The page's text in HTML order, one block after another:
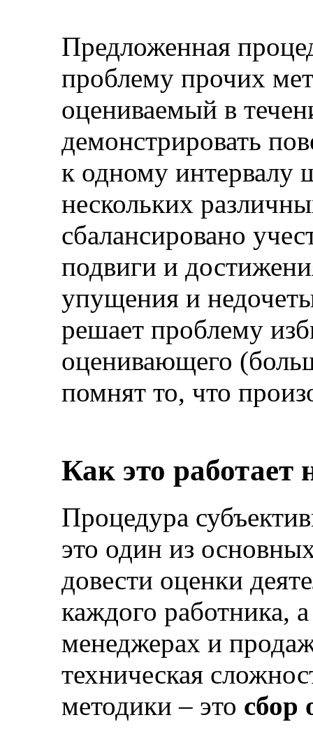
Предложенная
проблему прочих
оцениваемый в
демонстрировать
к одному интервалу
нескольких
сбалансировано
подвиги и
упущения и
решает проблему
оценивающего
помнят то, что
Как это работает
Процедура
это один из
довести оценки
каждого работника,
менеджерах и
техническая
методики – это сбор